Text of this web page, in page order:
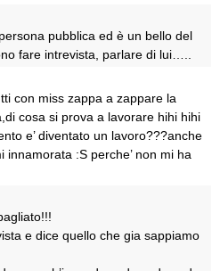
pubblica ed è un bello del
fare intrevista, parlare di lui…..
con miss zappa a zappare la
cosa si prova a lavorare hihi hihi
e’ diventato un lavoro???anche
:S perche’ non mi ha
e dice quello che gia sappiamo